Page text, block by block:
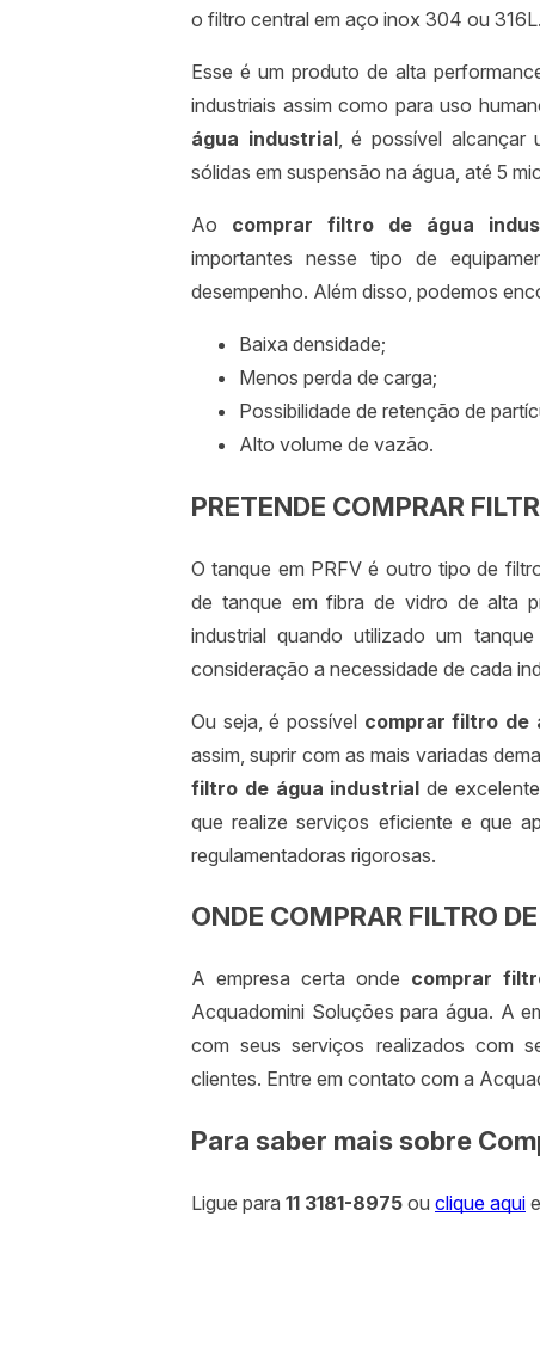
o filtro central em aço inox 304 ou 316L.
Esse é um produto de alta
industriais assim como para uso
água industrial, é possível alcançar
sólidas em suspensão na água, até 5
Ao comprar filtro de água
importantes nesse tipo de
desempenho. Além disso, podemos
Baixa densidade;
Menos perda de carga;
Possibilidade de retenção de
Alto volume de vazão.
PRETENDE COMPRAR
O tanque em PRFV é outro tipo de
de tanque em fibra de vidro de alta
industrial quando utilizado um
consideração a necessidade de cada
Ou seja, é possível comprar filtro de
assim, suprir com as mais variadas
filtro de água industrial de
que realize serviços eficiente e que
regulamentadoras rigorosas.
ONDE COMPRAR FILTRO
A empresa certa onde comprar
Acquadomini Soluções para água. A
com seus serviços realizados com
clientes. Entre em contato com a
Para saber mais sobre
Ligue para 11 3181-8975 ou clique aqui